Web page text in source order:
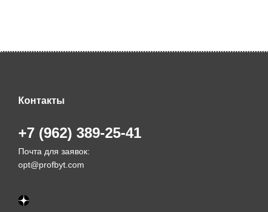
Контакты
+7 (962) 389-25-41
Почта для заявок:
opt@profbyt.com